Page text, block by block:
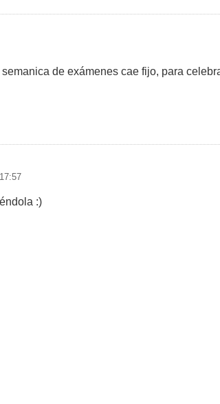
de exámenes cae fijo, para
:)